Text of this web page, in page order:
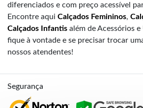
diferenciados e com preço acessível
Encontre aqui Calçados Femininos,
Calçados Infantis além de Acessórios
fique à vontade e se precisar trocar
nossos atendentes!
Segurança